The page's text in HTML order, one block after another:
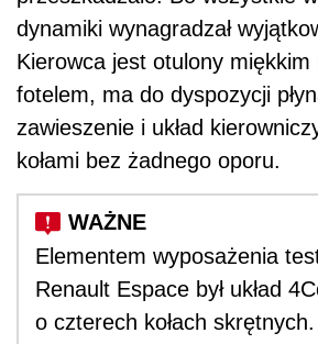
dynamiki wynagradzał
Kierowca jest otulony miękkim
fotelem, ma do dyspozycji
zawieszenie i układ
kołami bez żadnego oporu.
Elementem wyposażenia
Renault Espace był układ
o czterech kołach